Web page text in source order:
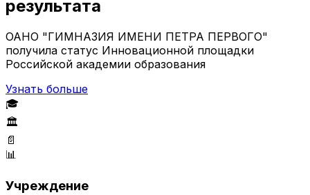
результата
ОАНО "ГИМНАЗИЯ ИМЕНИ ПЕТРА ПЕРВОГО"
получила статус Инновационной площадки
Российской академии образования
Узнать больше
🎓
🏛️
📄
📊
Учреждение